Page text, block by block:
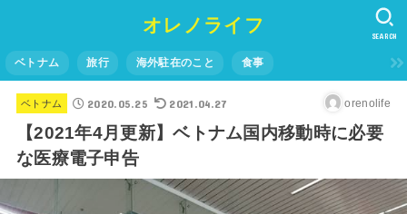
オレノライフ
ベトナム 旅行 海外駐在のこと 食事
SEARCH
ベトナム 2020.05.25 2021.04.27 orenolife
【2021年4月更新】ベトナム国内移動時に必要
な医療電子申告